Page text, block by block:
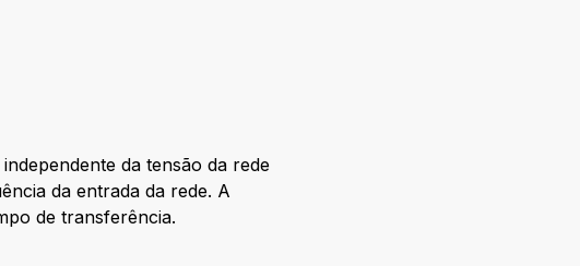
da tensão da rede
da entrada da rede. A
de transferência.